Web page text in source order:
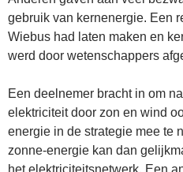
gebruik van kernenergie. Een
Wiebus had laten maken en
werd door wetenschappers
Een deelnemer bracht in om
elektriciteit door zon en wind
energie in de strategie mee te
zonne-energie kan dan
het elektriciteitsnetwerk. Een